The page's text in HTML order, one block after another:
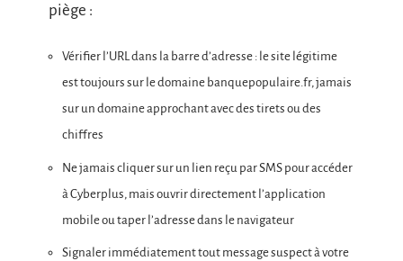
piège :
Vérifier l’URL dans la barre d’adresse : le site légitime
est toujours sur le domaine banquepopulaire.fr, jamais
sur un domaine approchant avec des tirets ou des
chiffres
Ne jamais cliquer sur un lien reçu par SMS pour accéder
à Cyberplus, mais ouvrir directement l’application
mobile ou taper l’adresse dans le navigateur
Signaler immédiatement tout message suspect à votre